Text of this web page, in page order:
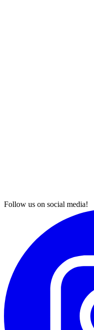
Follow us on social media!